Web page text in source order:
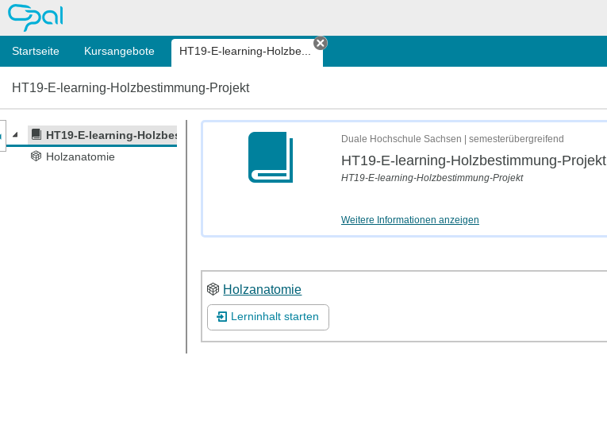
OPAL
Startseite Kursangebote HT19-E-learning-Holzbe...
Tab schließen
HT19-E-learning-Holzbestimmung-Projekt
HT19-E-learning-Holzbestimmung-Projekt
Holzanatomie
des Kursmenüs
Duale Hochschule Sachsen | semesterübergreifend
HT19-E-learning-Holzbestimmung-Projekt
HT19-E-learning-Holzbestimmung-Projekt
Weitere Informationen anzeigen
Holzanatomie
Lerninhalt starten